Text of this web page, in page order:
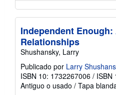
Independent
Relationships
Shushansky, Larry
Publicado por Larry
ISBN 10: 1732267006 / ISBN
Antiguo o usado / Tapa